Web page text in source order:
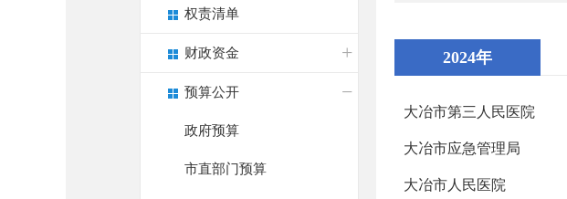
权责清单
财政资金
预算公开
政府预算
市直部门预算
2024年
大冶市第三人民医院
大冶市应急管理局
大冶市人民医院